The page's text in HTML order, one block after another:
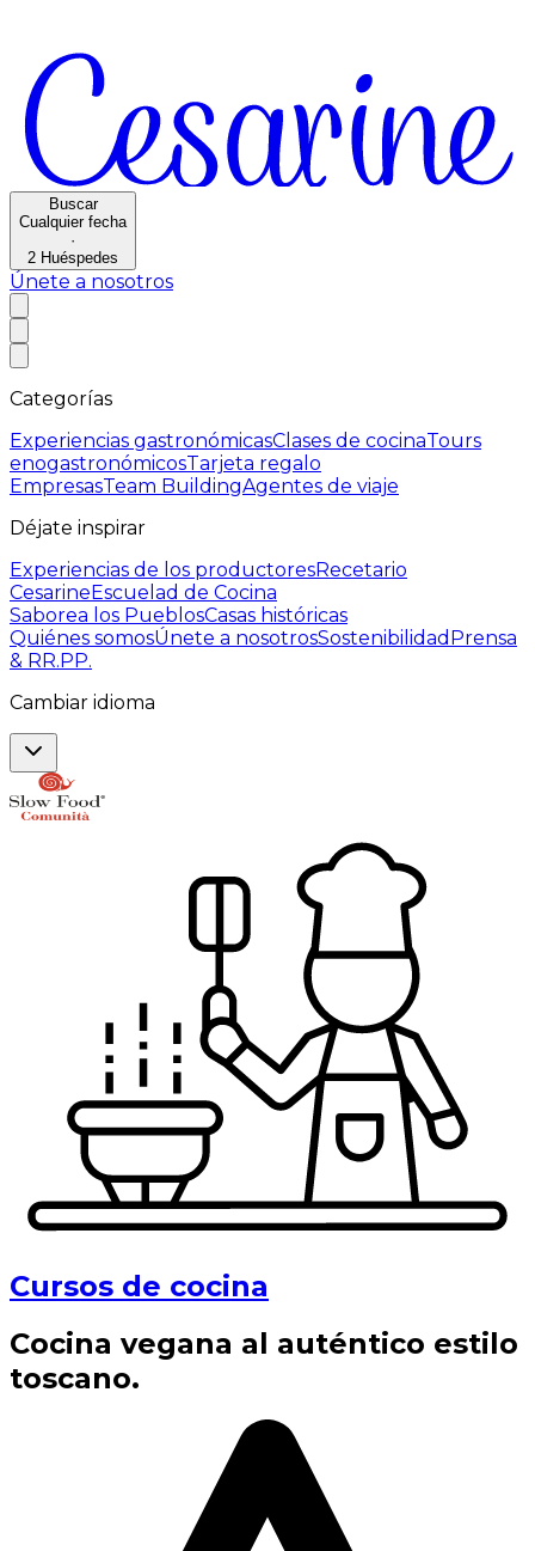
Buscar
Cualquier fecha
·
2 Huéspedes
Únete a nosotros
Categorías
Experiencias gastronómicasClases de cocinaTours
enogastronómicosTarjeta regalo
EmpresasTeam BuildingAgentes de viaje
Déjate inspirar
Experiencias de los productoresRecetario
CesarineEscuelad de Cocina
Saborea los PueblosCasas históricas
Quiénes somosÚnete a nosotrosSostenibilidad Prensa
& RR.PP.
Cambiar idioma
Cursos de cocina
Cocina vegana al auténtico estilo
toscano.